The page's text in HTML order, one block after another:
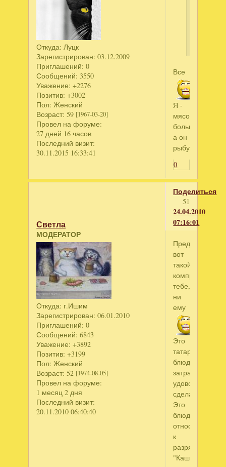
Откуда: Луцк
Зарегистрирован: 03.12.2009
Приглашений: 0
Сообщений: 3550
Уважение: +2276
Позитив: +3002
Пол: Женский
Возраст: 59 [1967-03-20]
Провел на форуме:
27 дней 16 часов
Последний визит:
30.11.2015 16:33:41
Все
Я -
мясо
больше,
а он
рыбу.
0
Поделиться
51
24.04.2010
07:16:01
Светла
МОДЕРАТОР
Откуда: г.Ишим
Зарегистрирован: 06.01.2010
Приглашений: 0
Сообщений: 6843
Уважение: +3892
Позитив: +3199
Пол: Женский
Возраст: 52 [1974-08-05]
Провел на форуме:
1 месяц 2 дня
Последний визит:
20.11.2010 06:40:40
Предлагаю
вот
такой
компромисс,ни
тебе,
ни
ему
Это
татарское
сделать.
Это
блюдо
относится
к
разряду
"Кашу